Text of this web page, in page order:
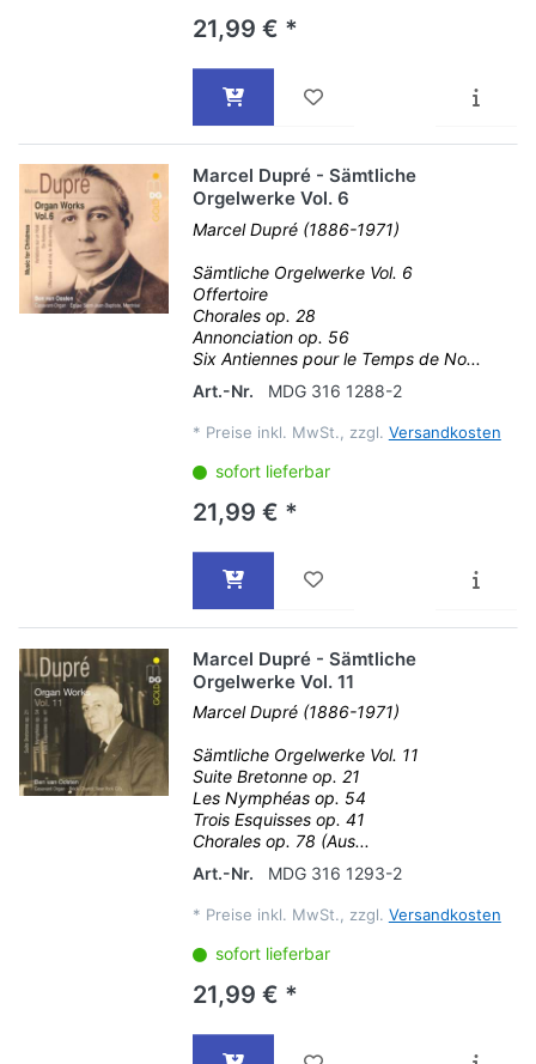
21,99 € *
Marcel Dupré - Sämtliche
Orgelwerke Vol. 6
Marcel Dupré (1886-1971)
Sämtliche Orgelwerke Vol. 6
Offertoire
Chorales op. 28
Annonciation op. 56
Six Antiennes pour le Temps de No...
Art.-Nr.
MDG 316 1288-2
* Preise inkl. MwSt., zzgl. Versandkosten
sofort lieferbar
21,99 € *
Marcel Dupré - Sämtliche
Orgelwerke Vol. 11
Marcel Dupré (1886-1971)
Sämtliche Orgelwerke Vol. 11
Suite Bretonne op. 21
Les Nymphéas op. 54
Trois Esquisses op. 41
Chorales op. 78 (Aus...
Art.-Nr.
MDG 316 1293-2
* Preise inkl. MwSt., zzgl. Versandkosten
sofort lieferbar
21,99 € *